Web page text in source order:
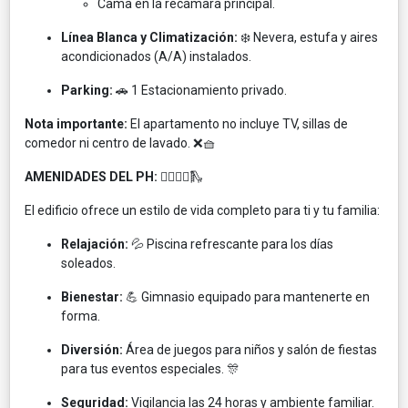
Cama en la recámara principal.
Línea Blanca y Climatización: ❄️ Nevera, estufa y aires
acondicionados (A/A) instalados.
Parking: 🚗 1 Estacionamiento privado.
Nota importante: El apartamento no incluye TV, sillas de
comedor ni centro de lavado. ❌🧺
AMENIDADES DEL PH: 🏊‍♂️🏋️‍♀️🛝
El edificio ofrece un estilo de vida completo para ti y tu familia:
Relajación: 💦 Piscina refrescante para los días
soleados.
Bienestar: 💪 Gimnasio equipado para mantenerte en
forma.
Diversión: Área de juegos para niños y salón de fiestas
para tus eventos especiales. 🎊
Seguridad: Vigilancia las 24 horas y ambiente familiar.